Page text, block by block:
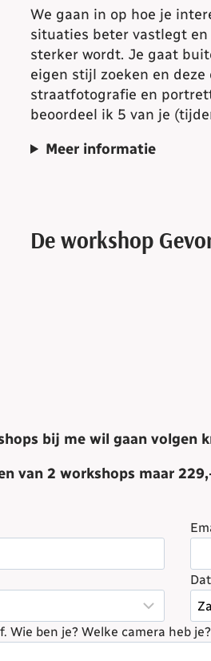
We gaan in op hoe je
situaties beter vastlegt
sterker wordt. Je gaat
eigen stijl zoeken en
straatfotografie en
beoordeel ik 5 van je
Meer informatie
De workshop
bij me wil gaan volgen
van 2 workshops maar
Wie ben je? Welke camera heb je?